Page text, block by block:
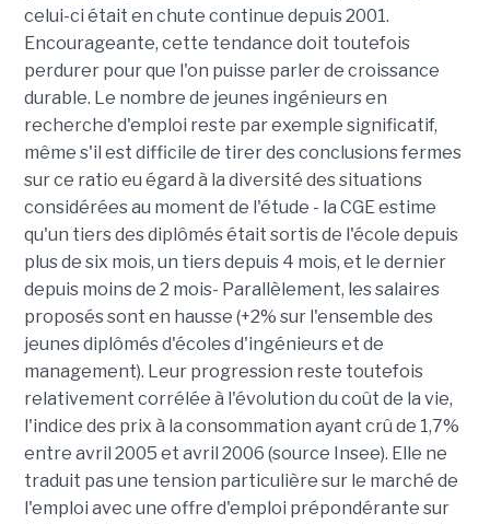
celui-ci était en chute continue depuis 2001.
Encourageante, cette tendance doit toutefois
perdurer pour que l'on puisse parler de croissance
durable. Le nombre de jeunes ingénieurs en
recherche d'emploi reste par exemple significatif,
même s'il est difficile de tirer des conclusions fermes
sur ce ratio eu égard à la diversité des situations
considérées au moment de l'étude - la CGE estime
qu'un tiers des diplômés était sortis de l'école depuis
plus de six mois, un tiers depuis 4 mois, et le dernier
depuis moins de 2 mois- Parallèlement, les salaires
proposés sont en hausse (+2% sur l'ensemble des
jeunes diplômés d'écoles d'ingénieurs et de
management). Leur progression reste toutefois
relativement corrélée à l'évolution du coût de la vie,
l'indice des prix à la consommation ayant crû de 1,7%
entre avril 2005 et avril 2006 (source Insee). Elle ne
traduit pas une tension particulière sur le marché de
l'emploi avec une offre d'emploi prépondérante sur